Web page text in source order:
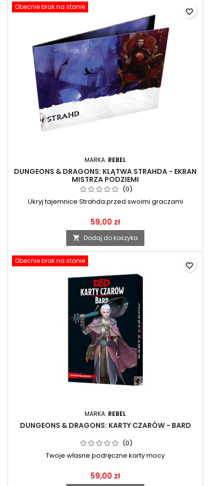
Obecnie brak na stanie
MARKA: REBEL
DUNGEONS & DRAGONS: KLĄTWA STRAHDA - EKRAN
MISTRZA PODZIEMI
(0)
Ukryj tajemnice Strahda przed swoimi graczami
59,00 zł
 Dodaj do koszyka
favorite_border
Obecnie brak na stanie
MARKA: REBEL
DUNGEONS & DRAGONS: KARTY CZARÓW - BARD
(0)
Twoje własne podręczne karty mocy
59,00 zł
favorite_border